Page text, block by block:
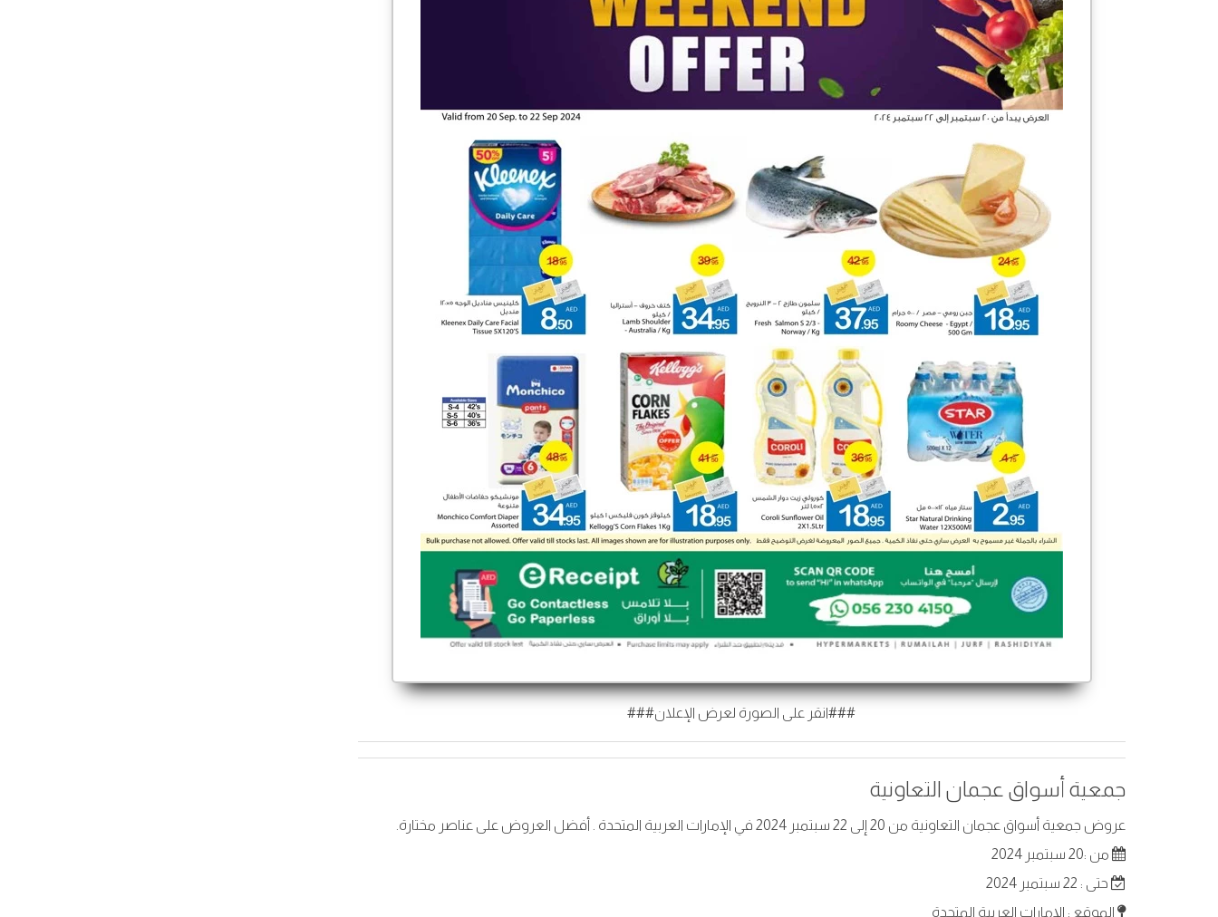
###انقر على الصورة لعرض الإعلان###
جمعية أسواق عجمان التعاونية
عروض جمعية أسواق عجمان التعاونية من 20 إلى 22 سبتمبر 2024 في الإمارات العربية المتحدة . أفضل العروض على عناصر مختارة.
من :20 سبتمبر 2024
حتى : 22 سبتمبر 2024
الموقع : الإمارات العربية المتحدة